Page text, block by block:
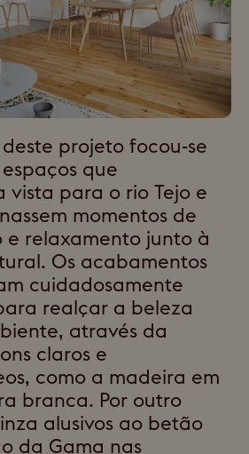
projeto focou-se
que
vista para o rio Tejo e
momentos de
relaxamento junto à
Os acabamentos
cuidadosamente
realçar a beleza
através da
claros e
como a madeira em
branca. Por outro
alusivos ao betão
da Gama nas